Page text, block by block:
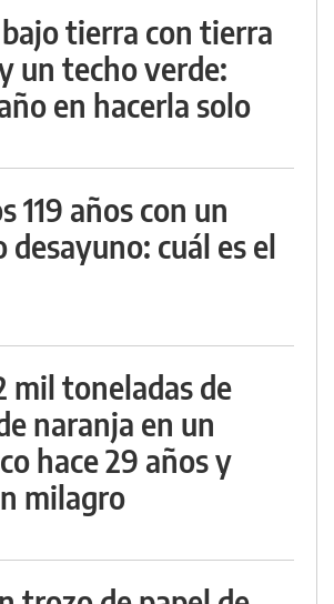
bajo tierra con tierra
un techo verde:
en hacerla solo
119 años con un
desayuno: cuál es el
mil toneladas de
naranja en un
hace 29 años y
milagro